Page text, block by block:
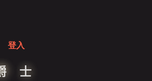
登入